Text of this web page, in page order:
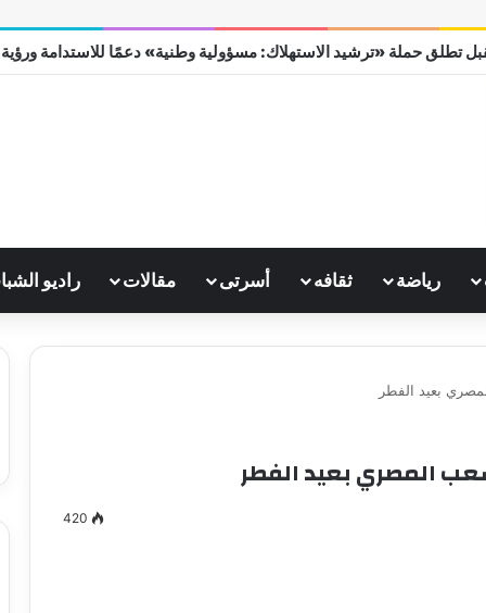
تطلق حملة «ترشيد الاستهلاك: مسؤولية وطنية» دعمًا للاستدامة ورؤية مصر
رياضة ثقافه أسرتى مقالات راديو
بعيد الفطر
المصري بعيد الفطر
420